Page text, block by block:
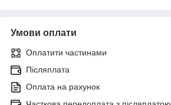
Умови оплати
Оплатити частинами
Післяплата
Оплата на рахунок